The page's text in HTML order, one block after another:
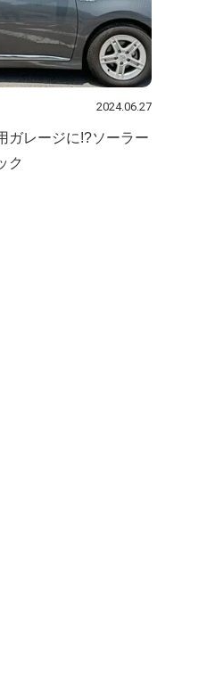
2024.06.27
ガレージに!?ソーラー
ク